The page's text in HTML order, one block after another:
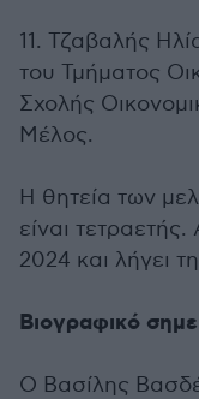
11. Τζαβαλής
του Τμήματος
Σχολής
Μέλος.
Η θητεία των
είναι τετραετής.
2024 και λήγει
Βιογραφικό
Ο Βασίλης